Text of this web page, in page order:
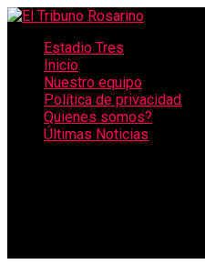
Estadio Tres
Inicio
Nuestro equipo
Política de privacidad
Quienes somos?
Últimas Noticias